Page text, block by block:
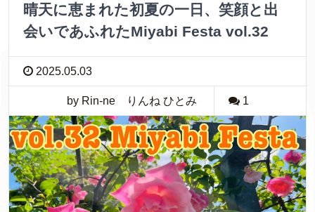
晴天に恵まれた初夏の一日、笑顔と出
会いであふれたMiyabi Festa vol.32
2025.05.03
by Rin-ne りんね ひとみ 1